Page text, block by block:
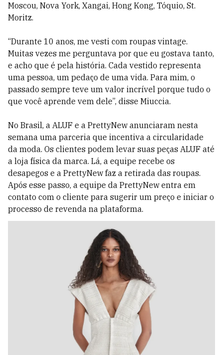
Moscou, Nova York, Xangai, Hong Kong, Tóquio, St.
Moritz.
“Durante 10 anos, me vesti com roupas vintage.
Muitas vezes me perguntava por que eu gostava tanto,
e acho que é pela história. Cada vestido representa
uma pessoa, um pedaço de uma vida. Para mim, o
passado sempre teve um valor incrível porque tudo o
que você aprende vem dele”, disse Miuccia.
No Brasil, a ALUF e a PrettyNew anunciaram nesta
semana uma parceria que incentiva a circularidade
da moda. Os clientes podem levar suas peças ALUF até
a loja física da marca. Lá, a equipe recebe os
desapegos e a PrettyNew faz a retirada das roupas.
Após esse passo, a equipe da PrettyNew entra em
contato com o cliente para sugerir um preço e iniciar o
processo de revenda na plataforma.